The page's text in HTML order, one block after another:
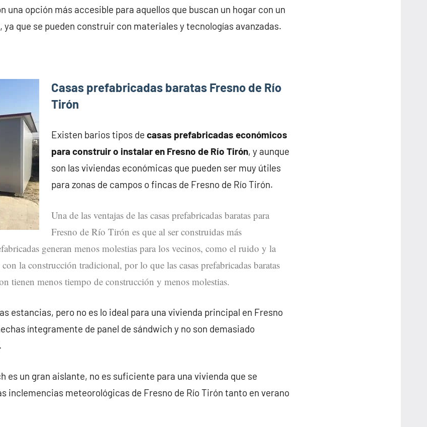
una opción más accesible para aquellos que buscan un hogar con un
que se pueden construir con materiales y tecnologías avanzadas.
Casas prefabricadas baratas Fresno de Río
Tirón
Existen barios tipos de casas prefabricadas económicos
para construir o instalar en Fresno de Río Tirón, y aunque
son las viviendas económicas que pueden ser muy útiles
para zonas de campos o fincas de Fresno de Río Tirón.
Una de las ventajas de las casas prefabricadas baratas para
Fresno de Río Tirón es que al ser construidas más
generan menos molestias para los vecinos, como el ruido y la
la construcción tradicional, por lo que las casas prefabricadas baratas
tienen menos tiempo de construcción y menos molestias.
estancias, pero no es lo ideal para una vivienda principal en Fresno
íntegramente de panel de sándwich y no son demasiado
es un gran aislante, no es suficiente para una vivienda que se
inclemencias meteorológicas de Fresno de Río Tirón tanto en verano